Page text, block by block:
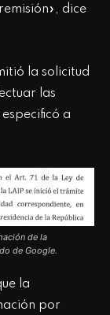
dice
la solicitud
las
a
de la
de Google.
la
por